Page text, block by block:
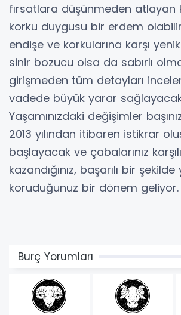
fırsatlara düşünmeden atlayan
korku duygusu bir erdem
endişe ve korkularına karşı
sinir bozucu olsa da sabırlı
girişmeden tüm detayları
vadede büyük yarar
Yaşamınızdaki değişimler
2013 yılından itibaren istikrar
başlayacak ve çabalarınız
kazandığınız, başarılı bir şekilde
koruduğunuz bir dönem geliyor.
Burç Yorumları